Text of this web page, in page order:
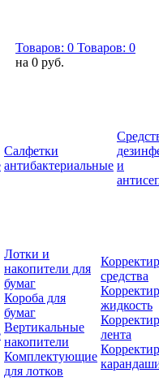
Товаров: 0 Товаров: 0
на 0 руб.
Салфетки
антибактериальные и
Лотки и
накопители для
бумаг
Короба для
бумаг
Вертикальные
накопители
Комплектующие
для лотков
средства
жидкость
лента